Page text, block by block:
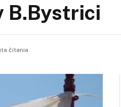
B.Bystrici
čítania